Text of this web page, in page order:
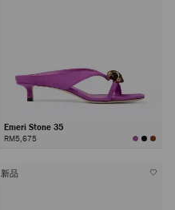
Emeri Stone 35
RM5,675
新品